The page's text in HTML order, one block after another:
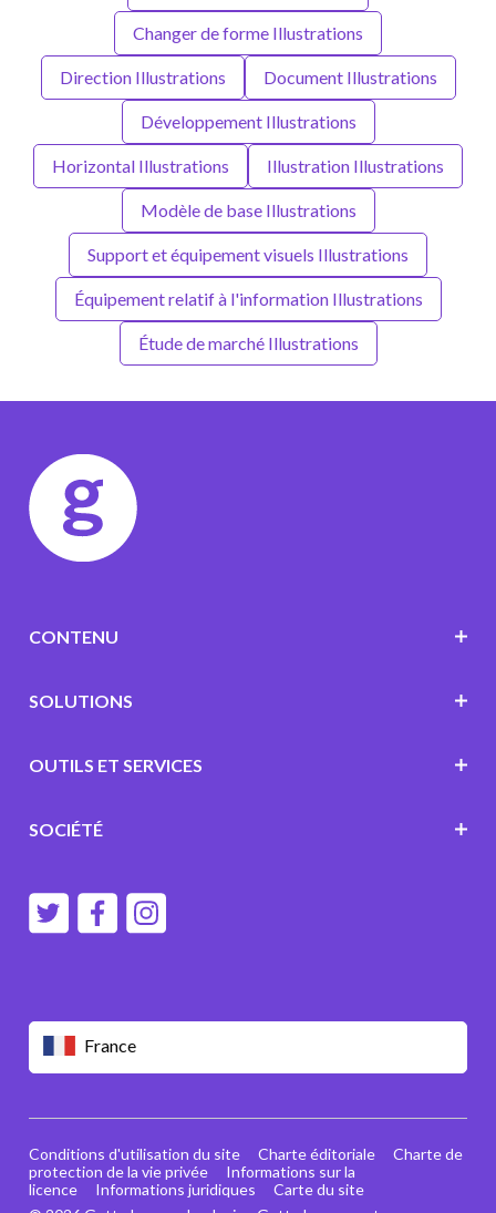
Changer de forme Illustrations
Direction Illustrations Document Illustrations
Développement Illustrations
Horizontal Illustrations Illustration Illustrations
Modèle de base Illustrations
Support et équipement visuels Illustrations
Équipement relatif à l'information Illustrations
Étude de marché Illustrations
France
CONTENU
SOLUTIONS
OUTILS ET SERVICES
SOCIÉTÉ
Conditions d'utilisation du site Charte éditoriale
Charte de
protection de la vie privée
Informations sur la
licence
Informations juridiques Carte du site